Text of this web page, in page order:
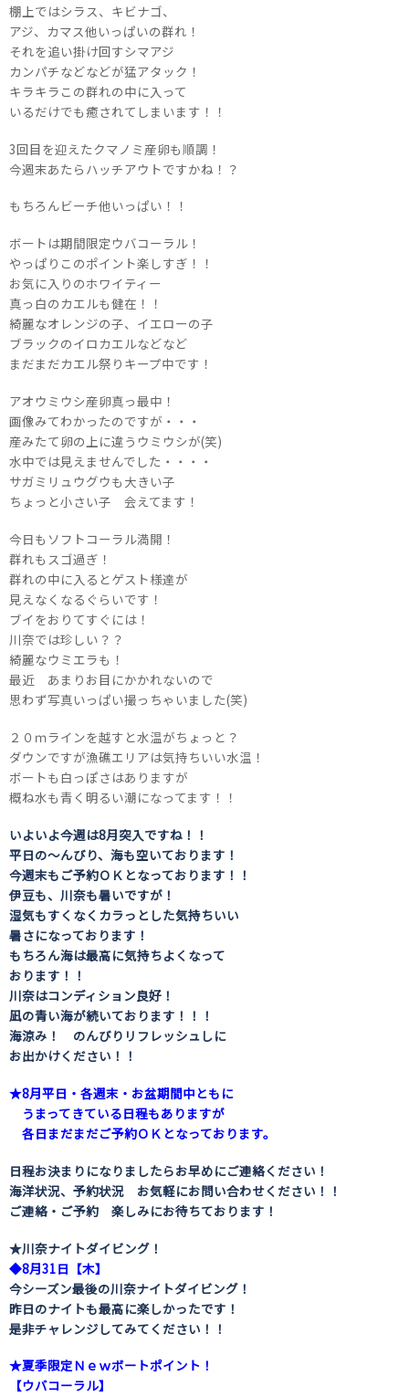
棚上ではシラス、キビナゴ、
アジ、カマス他いっぱいの群れ！
それを追い掛け回すシマアジ
カンパチなどなどが猛アタック！
キラキラこの群れの中に入って
いるだけでも癒されてしまいます！！
3回目を迎えたクマノミ産卵も順調！
今週末あたらハッチアウトですかね！？
もちろんビーチ他いっぱい！！
ボートは期間限定ウバコーラル！
やっぱりこのポイント楽しすぎ！！
お気に入りのホワイティー
真っ白のカエルも健在！！
綺麗なオレンジの子、イエローの子
ブラックのイロカエルなどなど
まだまだカエル祭りキープ中です！
アオウミウシ産卵真っ最中！
画像みてわかったのですが・・・
産みたて卵の上に違うウミウシが(笑)
水中では見えませんでした・・・・
サガミリュウグウも大きい子
ちょっと小さい子 会えてます！
今日もソフトコーラル満開！
群れもスゴ過ぎ！
群れの中に入るとゲスト様達が
見えなくなるぐらいです！
ブイをおりてすぐには！
川奈では珍しい？？
綺麗なウミエラも！
最近 あまりお目にかかれないので
思わず写真いっぱい撮っちゃいました(笑)
２０ｍラインを越すと水温がちょっと？
ダウンですが漁礁エリアは気持ちいい水温！
ボートも白っぽさはありますが
概ね水も青く明るい潮になってます！！
いよいよ今週は8月突入ですね！！
平日の～んびり、海も空いております！
今週末もご予約ＯＫとなっております！！
伊豆も、川奈も暑いですが！
湿気もすくなくカラっとした気持ちいい
暑さになっております！
もちろん海は最高に気持ちよくなって
おります！！
川奈はコンディション良好！
凪の青い海が続いております！！！
海涼み！ のんびりリフレッシュしに
お出かけください！！
★8月平日・各週末・お盆期間中ともに
うまってきている日程もありますが
各日まだまだご予約ＯＫとなっております。
日程お決まりになりましたらお早めにご連絡ください！
海洋状況、予約状況 お気軽にお問い合わせください！！
ご連絡・ご予約 楽しみにお待ちております！
★川奈ナイトダイビング！
◆8月31日【木】
今シーズン最後の川奈ナイトダイビング！
昨日のナイトも最高に楽しかったです！
是非チャレンジしてみてください！！
★夏季限定Ｎｅｗボートポイント！
【ウバコーラル】